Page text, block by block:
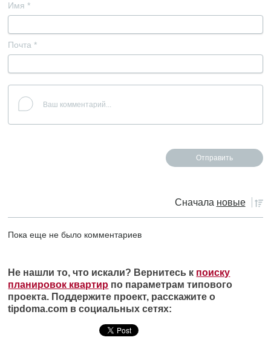
Имя *
Почта *
Сначала новые
Пока еще не было комментариев
Не нашли то, что искали? Вернитесь к поиску
планировок квартир по параметрам типового
проекта. Поддержите проект, расскажите о
tipdoma.com в социальных сетях: